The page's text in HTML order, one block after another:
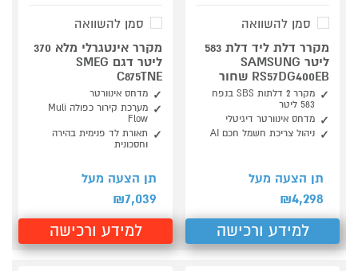
סמן להשוואה
מקרר דלת ליד דלת 583
ליטר SAMSUNG
RS57DG400EB שחור
מקרר 2 דלתות SBS בנפח
583 ליטר
מדחס אינוורטר דיגיטלי
ניהול צריכת חשמל חכם AI
תן הצעה מעל
₪4,298
למידע ורכישה
סמן להשוואה
מקרר אינטגרלי מלא 370
ליטר דגם SMEG
C875TNE
מדחס אינוורטר
מערכת קירור כפולה Muli
Flow
תאורת לד פנימית בהירה
וחסכונית
תן הצעה מעל
₪7,039
למידע ורכישה